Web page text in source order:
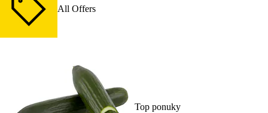
All Offers
Top ponuky